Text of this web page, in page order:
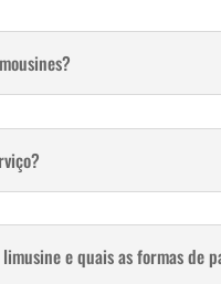
e quais as formas de